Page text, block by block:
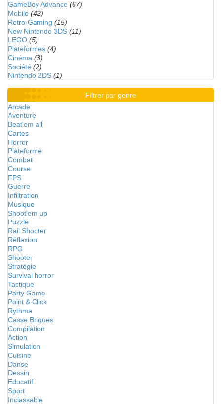
GameBoy Advance (67)
Mobile (42)
Retro-Gaming (15)
New Nintendo 3DS (11)
LEGO (5)
Plateformes (4)
Cinéma (3)
Société (2)
Nintendo 2DS (1)
Filtrer par genre
Arcade
Aventure
Beat'em all
Cartes
Horror
Plateforme
Combat
Course
FPS
Guerre
Infiltration
Musique
Shoot'em up
Puzzle
Rail Shooter
Réflexion
RPG
Shooter
Stratégie
Survival horror
Tactique
Party Game
Point & Click
Rythme
Casse Briques
Compilation
Action
Simulation
Cuisine
Danse
Dessin
Educatif
Sport
Inclassable